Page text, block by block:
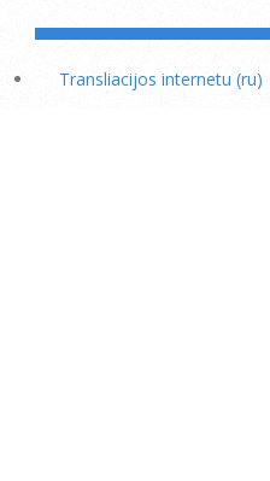
Transliacijos internetu (ru)